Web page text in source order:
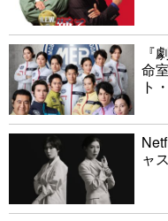
『
命
ト
ャ